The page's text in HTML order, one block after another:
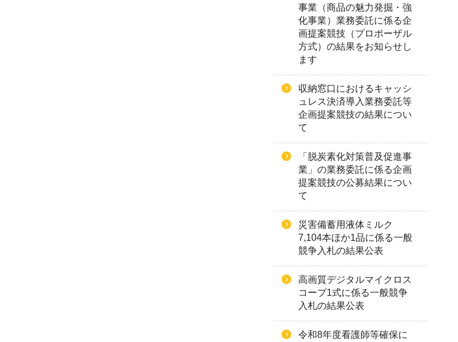
事業（商品の魅力発掘・強
化事業）業務委託に係る企
画提案競技（プロポーザル
方式）の結果をお知らせし
ます
収納窓口におけるキャッシ
ュレス決済導入業務委託等
企画提案競技の結果につい
て
「脱炭素化対策普及促進事
業」の業務委託に係る企画
提案競技の公募結果につい
て
災害備蓄用液体ミルク
7,104本ほか1品に係る一般
競争入札の結果公表
高画質デジタルマイクロス
コープ1式に係る一般競争
入札の結果公表
令和8年度看護師等確保に